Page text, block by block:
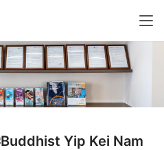
Yip Kei Nam